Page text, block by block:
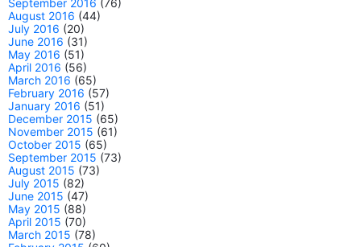
September 2016 (76)
August 2016 (44)
July 2016 (20)
June 2016 (31)
May 2016 (51)
April 2016 (56)
March 2016 (65)
February 2016 (57)
January 2016 (51)
December 2015 (65)
November 2015 (61)
October 2015 (65)
September 2015 (73)
August 2015 (73)
July 2015 (82)
June 2015 (47)
May 2015 (88)
April 2015 (70)
March 2015 (78)